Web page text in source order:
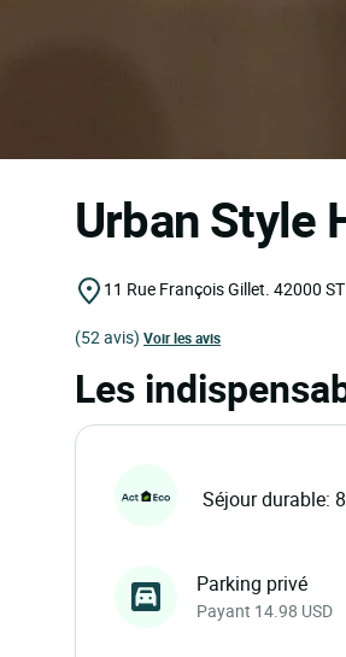
Urban Style
11 Rue François Gillet. 42000
(52 avis) Voir les avis
Les
Séjour durable:
Parking privé
Payant 14.98 USD